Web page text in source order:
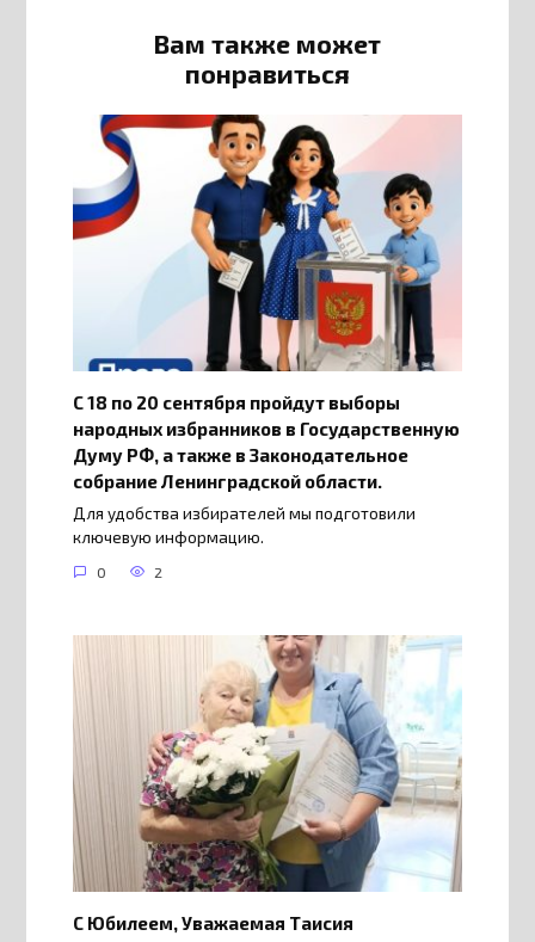
Вам также может
понравиться
С 18 по 20 сентября пройдут выборы
народных избранников в Государственную
Думу РФ, а также в Законодательное
собрание Ленинградской области.
Для удобства избирателей мы подготовили
ключевую информацию.
0 2
С Юбилеем, Уважаемая Таисия